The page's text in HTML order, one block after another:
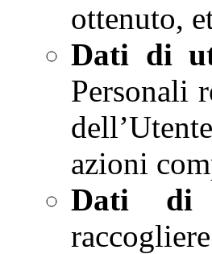
ottenuto,
Dati di
Personali
azioni
Dati di